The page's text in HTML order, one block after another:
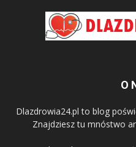
O
Dlazdrowia24.pl to blog
Znajdziesz tu mnóstwo